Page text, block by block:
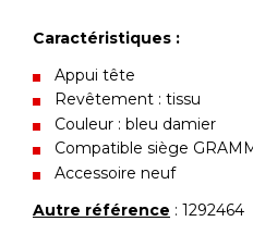
Caractéristiques :
Appui tête
Revêtement : tissu
Couleur : bleu damier
Compatible siège
Accessoire neuf
Autre référence : 1292464